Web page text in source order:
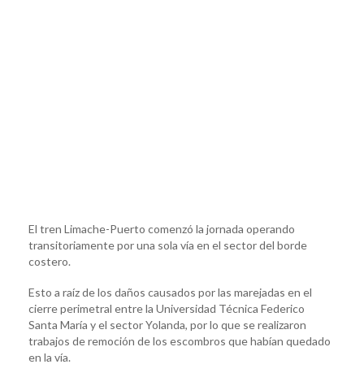
El tren Limache-Puerto comenzó la jornada operando
transitoriamente por una sola vía en el sector del borde
costero.
Esto a raíz de los daños causados ​​por las marejadas en el
cierre perimetral entre la Universidad Técnica Federico
Santa María y el sector Yolanda, por lo que se realizaron
trabajos de remoción de los escombros que habían quedado
en la vía.